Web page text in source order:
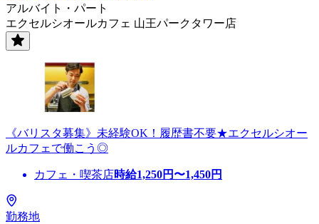
アルバイト・パート
エクセルシオールカフェ 山王パークタワー店
《バリスタ募集》未経験OK！履歴書不要★エクセルシオー
ルカフェで働こう◎
カフェ・喫茶店時給1,250円〜1,450円
勤務地